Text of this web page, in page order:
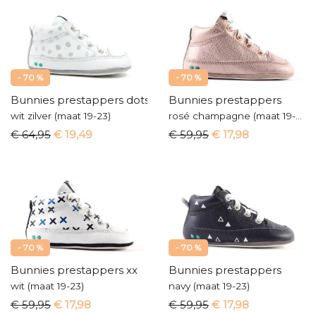
- 70 %
Bunnies prestappers dots
wit zilver (maat 19-23)
€ 64,95 € 19,49
- 70 %
Bunnies prestappers
€ 59,95 € 17,98
- 70 %
Bunnies prestappers xx
wit (maat 19-23)
€ 59,95 € 17,98
- 70 %
Bunnies prestappers
navy (maat 19-23)
€ 59,95 € 17,98